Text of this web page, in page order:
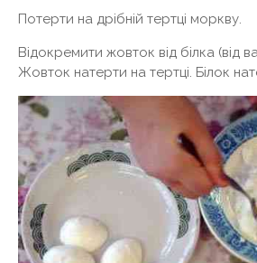
Потерти на дрібній тертці моркву.
Відокремити жовток від білка (від
Жовток натерти на тертці. Білок